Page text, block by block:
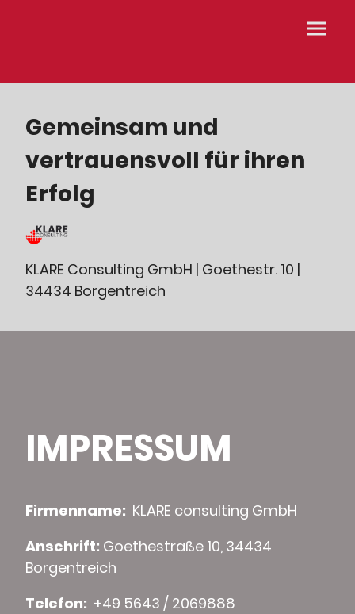
Gemeinsam und
vertrauensvoll für ihren
Erfolg
KLARE Consulting GmbH | Goethestr. 10 |
34434 Borgentreich
IMPRESSUM
Firmenname: KLARE consulting GmbH
Anschrift: Goethestraße 10, 34434
Borgentreich
Telefon: +49 5643 / 2069888